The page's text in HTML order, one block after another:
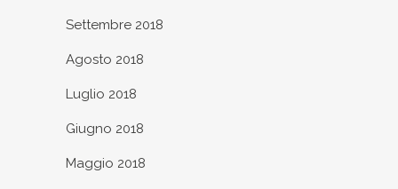
Settembre 2018
Agosto 2018
Luglio 2018
Giugno 2018
Maggio 2018